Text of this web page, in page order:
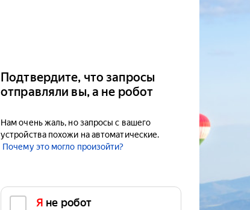
Подтвердите, что запросы
отправляли вы, а не робот
Нам очень жаль, но запросы с вашего
устройства похожи на автоматические.
Почему это могло произойти?
Я не робот